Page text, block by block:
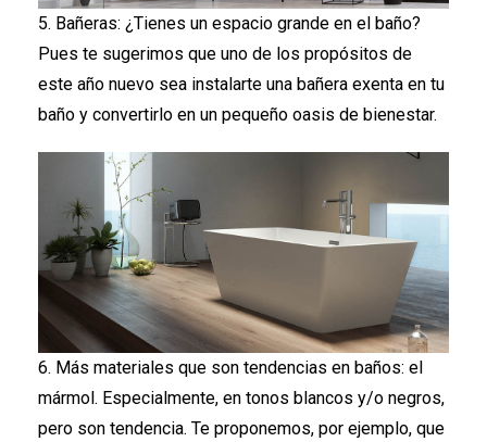
5. Bañeras: ¿Tienes un espacio grande en el baño?
Pues te sugerimos que uno de los propósitos de
este año nuevo sea instalarte una bañera exenta en tu
baño y convertirlo en un pequeño oasis de bienestar.
6. Más materiales que son tendencias en baños: el
mármol. Especialmente, en tonos blancos y/o negros,
pero son tendencia. Te proponemos, por ejemplo, que